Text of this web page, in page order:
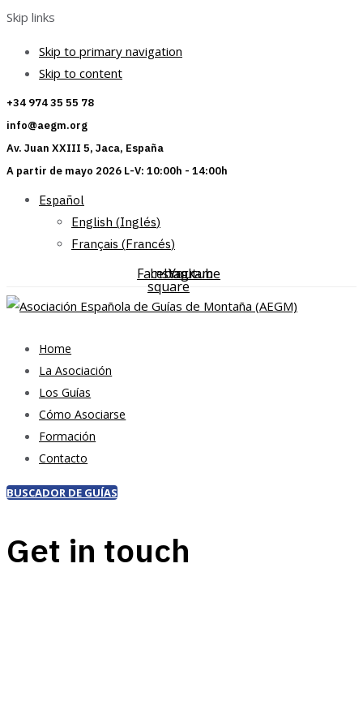
Skip links
Skip to primary navigation
Skip to content
+34 974 35 55 78
info@aegm.org
Av. Juan XXIII 5, Jaca, España
A partir de mayo 2026 L-V: 10:00h - 14:00h
Español
English (Inglés)
Français (Francés)
Facebook-
square
Instagram
Youtube
Home
La Asociación
Los Guías
Cómo Asociarse
Formación
Contacto
BUSCADOR DE GUÍAS
Get in touch